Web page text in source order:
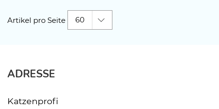
Artikel pro Seite 60
ADRESSE
Katzenprofi